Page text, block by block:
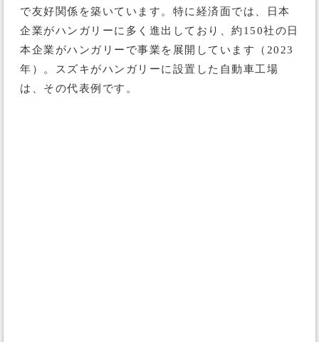
で友好関係を築いています。特に経済面では、日本
企業がハンガリーに多く進出しており、約150社の日
本企業がハンガリーで事業を展開しています（2023
年）。スズキがハンガリーに設置した自動車工場
は、その代表例です。